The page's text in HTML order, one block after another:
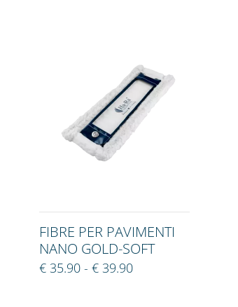
FIBRE PER PAVIMENTI
NANO GOLD-SOFT
€ 35.90 - € 39.90